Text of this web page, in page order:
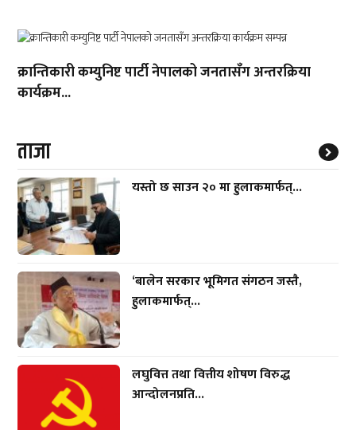
क्रान्तिकारी कम्युनिष्ट पार्टी नेपालको जनतासँग अन्तरक्रिया
कार्यक्रम...
ताजा
यस्तो छ साउन २० मा हुलाकमार्फत्...
‘बालेन सरकार भूमिगत संगठन जस्तै,
हुलाकमार्फत्...
लघुवित्त तथा वित्तीय शोषण विरुद्ध
आन्दोलनप्रति...